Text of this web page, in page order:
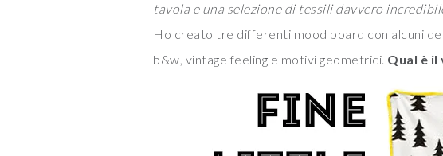
tavola e una selezione di tessili davvero
Ho creato tre differenti mood board con alcuni
b&w, vintage feeling e motivi geometrici. Qual è